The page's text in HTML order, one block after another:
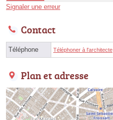
Signaler une erreur
Contact
Téléphone Téléphoner à l'architecte
Plan et adresse